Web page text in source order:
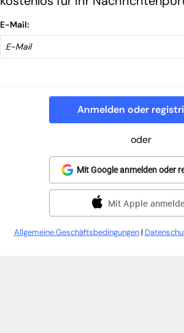
E-Mail
Anmelden oder
oder
Mit Google anmelden oder
Mit Apple
Allgemeine Geschäftsbedingungen|